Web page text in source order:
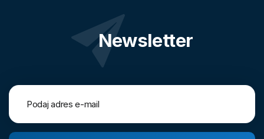
Newsletter